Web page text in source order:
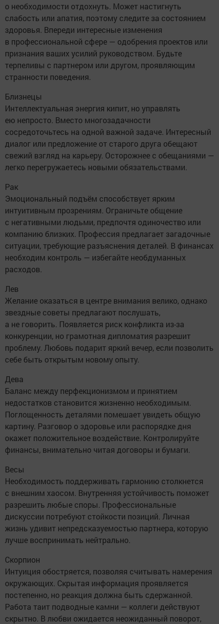
о необходимости отдохнуть. Может настигнуть
слабость или апатия, поэтому следите за состоянием
здоровья. Впереди интересные изменения
в профессиональной сфере — одобрения проектов или
признания ваших усилий руководством. Будьте
терпеливы с партнером или другом, проявляющим
странности поведения.
Близнецы
Интеллектуальная энергия кипит, но управлять
ею непросто. Вместо многозадачности
сосредоточьтесь на одной важной задаче. Интересный
диалог или предложение от старого друга обещают
свежий взгляд на карьеру. Осторожнее с обещаниями —
легко перегружаетесь новыми обязательствами.
Рак
Эмоциональный подъём способствует ярким
интуитивным прозрениям. Ограничьте общение
с негативными людьми, предпочтя одиночество или
компанию близких. Профессия предлагает загадочные
ситуации, требующие разъяснения деталей. В финансах
необходим контроль — избегайте необдуманных
расходов.
Лев
Желание оказаться в центре внимания велико, однако
звездные советы предлагают послушать,
а не говорить. Появляется риск конфликта из-за
конкуренции, но грамотная дипломатия разрешит
проблему. Любовь подарит яркий вечер, если позволить
себе быть открытым новому опыту.
Дева
Баланс между перфекционизмом и принятием
недостатков становится жизненно необходимым.
Поглощенность деталями помешает увидеть общую
картину. Разговор о здоровье или распорядке дня
окажет положительное воздействие. Контролируйте
финансы, внимательно читая договоры и бумаги.
Весы
Необходимость поддерживать гармонию столкнется
с внешним хаосом. Внутренняя устойчивость поможет
разрешить любые споры. Профессиональные
дискуссии потребуют стойкости позиций. Личная
жизнь удивит непредсказуемостью партнера, которую
лучше воспринимать нейтрально.
Скорпион
Интуиция обостряется, позволяя считывать намерения
окружающих. Скрытая информация проявляется
постепенно, но реакция должна быть сдержанной.
Работа таит подводные камни — коллеги действуют
скрытно. В любви ожидается неожиданный поворот,